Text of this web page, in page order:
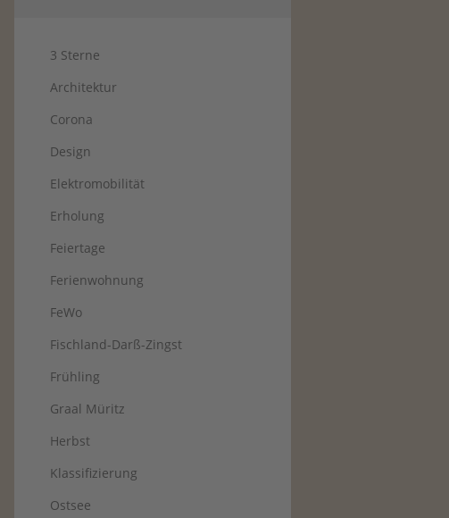
3 Sterne
Architektur
Corona
Design
Elektromobilität
Erholung
Feiertage
Ferienwohnung
FeWo
Fischland-Darß-Zingst
Frühling
Graal Müritz
Herbst
Klassifizierung
Ostsee